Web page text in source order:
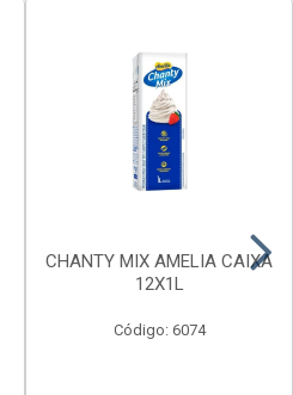
CHANTY MIX AMELIA CAIXA
12X1L
Código: 6074